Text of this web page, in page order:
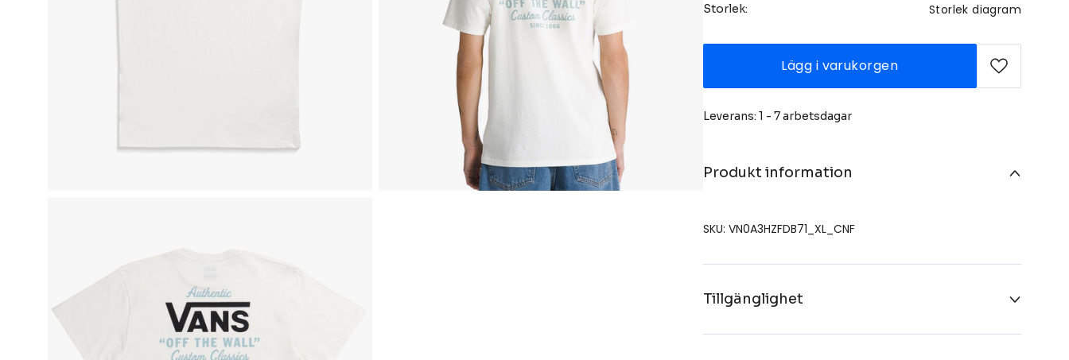
Storlek: Storlek diagram
Lägg i varukorgen
Leverans: 1 - 7 arbetsdagar
Produkt information
SKU: VN0A3HZFDB71_XL_CNF
Tillgänglighet